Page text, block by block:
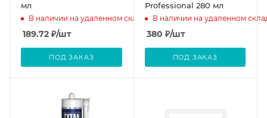
мл
В наличии на удаленном складе
189.72 ₽/шт
ПОД ЗАКАЗ
Professional 280 мл
В наличии на удаленном
380 ₽/шт
ПОД ЗАКАЗ